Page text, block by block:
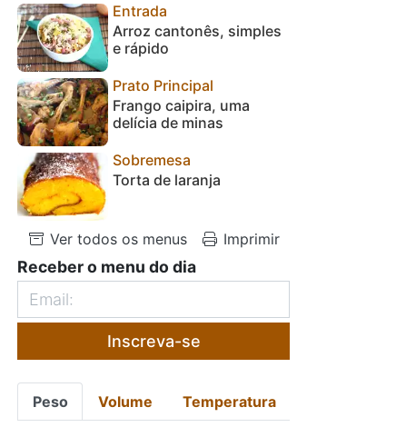
Entrada
Arroz cantonês, simples
e rápido
Prato Principal
Frango caipira, uma
delícia de minas
Sobremesa
Torta de laranja
Ver todos os menus Imprimir
Receber o menu do dia
Inscreva-se
Peso Volume Temperatura